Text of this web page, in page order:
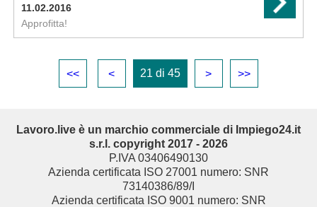
11.02.2016
Approfitta!
<< < 21 di 45 > >>
Lavoro.live è un marchio commerciale di Impiego24.it
s.r.l. copyright 2017 - 2026
P.IVA 03406490130
Azienda certificata ISO 27001 numero: SNR
73140386/89/I
Azienda certificata ISO 9001 numero: SNR